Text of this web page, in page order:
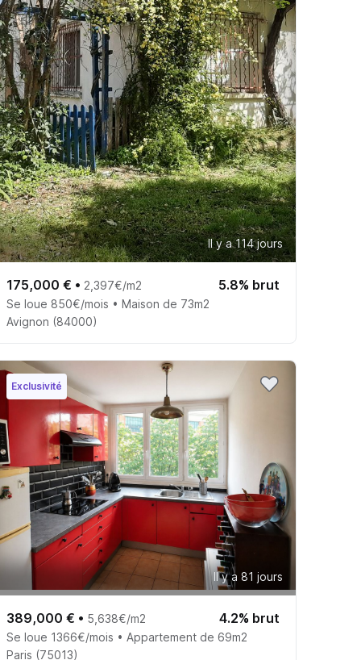
Il y a 114 jours
175,000 € • 2,397€/m2 5.8% brut
Se loue 850€/mois • Maison de 73m2
Avignon (84000)
Exclusivité
Il y a 81 jours
389,000 € • 5,638€/m2 4.2% brut
Se loue 1366€/mois • Appartement de 69m2
Paris (75013)